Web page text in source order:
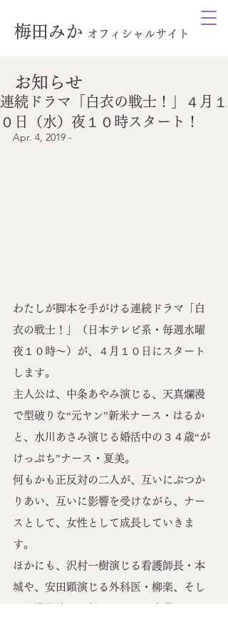
梅田みか オ フィシャルサイト
連続ドラマ「白衣の戦士！」４月１
０日（水）夜１０時スタート！
Apr. 4, 2019 -
わたしが脚本を手がける連続ドラマ「白
衣の戦士！」（日本テレビ系・毎週水曜
夜１０時～）が、４月１０日にスタート
します。
主人公は、中条あやみ演じる、天真爛漫
で型破りな“元ヤン”新米ナース・はるか
と、水川あさみ演じる婚活中の３４歳“が
けっぷち”ナース・夏美。
何もかも正反対の二人が、互いにぶつか
りあい、互いに影響を受けながら、ナー
スとして、女性として成長していきま
す。
ほかにも、沢村一樹演じる看護師長・本
城や、安田顕演じる外科医・柳楽、そし
お知らせ